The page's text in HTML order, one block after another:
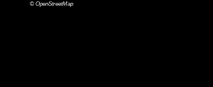
© OpenStreetMap